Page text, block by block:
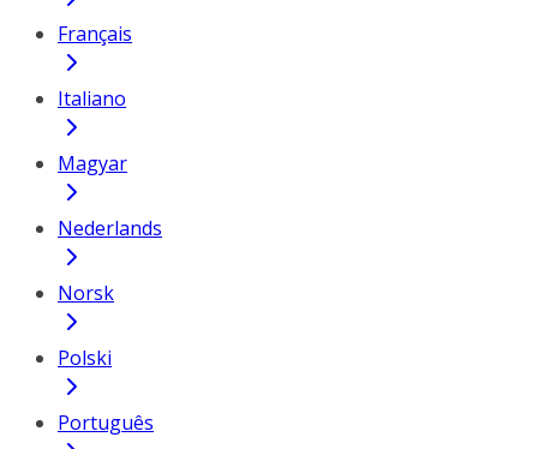
Français
Italiano
Magyar
Nederlands
Norsk
Polski
Português